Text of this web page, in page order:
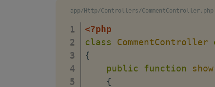
app/Http/Controllers/CommentController.php
<?php
class
CommentController
{
public
function show
{